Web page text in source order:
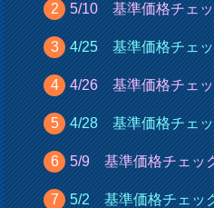
5/10 基準価格チェ
4/25 基準価格チェ
4/26 基準価格チェ
4/28 基準価格チェ
5/9 基準価格チェッ
5/2 基準価格チェッ